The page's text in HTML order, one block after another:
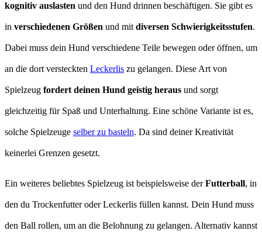
kognitiv auslasten und den Hund drinnen beschäftigen. Sie gibt es
in verschiedenen Größen und mit diversen Schwierigkeitsstufen.
Dabei muss dein Hund verschiedene Teile bewegen oder öffnen, um
an die dort versteckten Leckerlis zu gelangen. Diese Art von
Spielzeug fordert deinen Hund geistig heraus und sorgt
gleichzeitig für Spaß und Unterhaltung. Eine schöne Variante ist es,
solche Spielzeuge selber zu basteln. Da sind deiner Kreativität
keinerlei Grenzen gesetzt.
Ein weiteres beliebtes Spielzeug ist beispielsweise derFutterball, in
den du Trockenfutter oder Leckerlis füllen kannst. Dein Hund muss
den Ball rollen, um an die Belohnung zu gelangen. Alternativ kannst